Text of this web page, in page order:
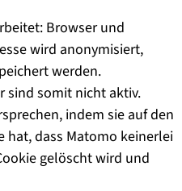
Browser und
wird anonymisiert,
werden.
sind somit nicht aktiv.
indem sie auf den
hat, dass Matomo keinerlei
gelöscht wird und